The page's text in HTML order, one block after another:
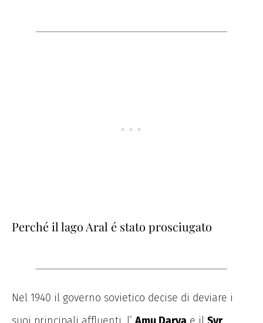
Perché il lago Aral é stato prosciugato
Nel 1940 il governo sovietico decise di deviare i